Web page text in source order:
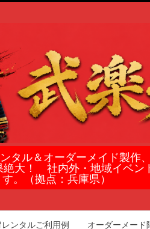
タル＆オーダーメイド製
絶大！ 社内外・地域イベン
す。（拠点：兵庫県）
レンタルご利用例 オーダーメード